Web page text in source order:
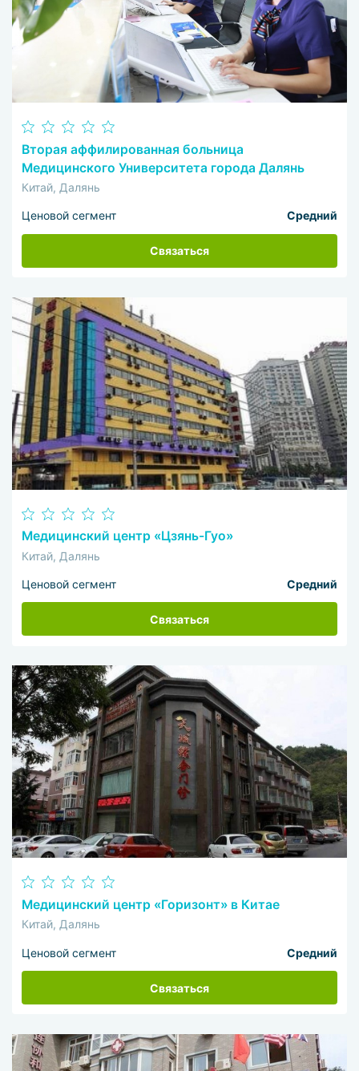
Вторая аффилированная больница
Медицинского Университета города Далянь
Китай, Далянь
Ценовой сегмент Средний
Связаться
Медицинский центр «Цзянь-Гуо»
Китай, Далянь
Ценовой сегмент Средний
Связаться
Медицинский центр «Горизонт» в Китае
Китай, Далянь
Ценовой сегмент Средний
Связаться